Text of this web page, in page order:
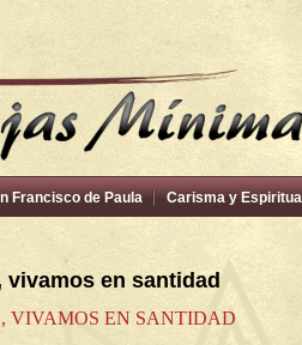
Francisco de Paula Carisma y
en santidad
VIVAMOS EN SANTIDAD